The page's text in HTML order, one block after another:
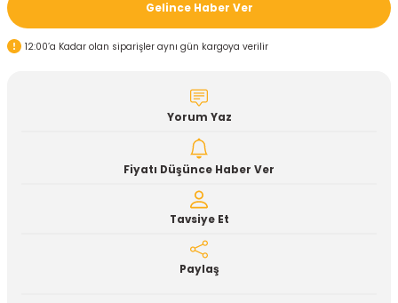
Gelince Haber Ver
12:00’a Kadar olan siparişler aynı gün kargoya verilir
Yorum Yaz
Fiyatı Düşünce Haber Ver
Tavsiye Et
Paylaş